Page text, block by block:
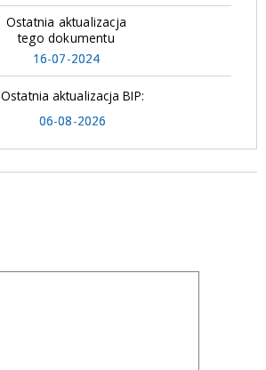
Ostatnia aktualizacja
tego dokumentu
16-07-2024
Ostatnia aktualizacja BIP:
06-08-2026